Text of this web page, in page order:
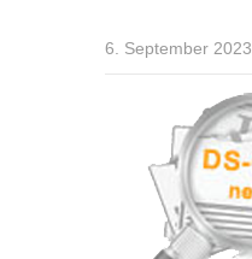
6. September 2023